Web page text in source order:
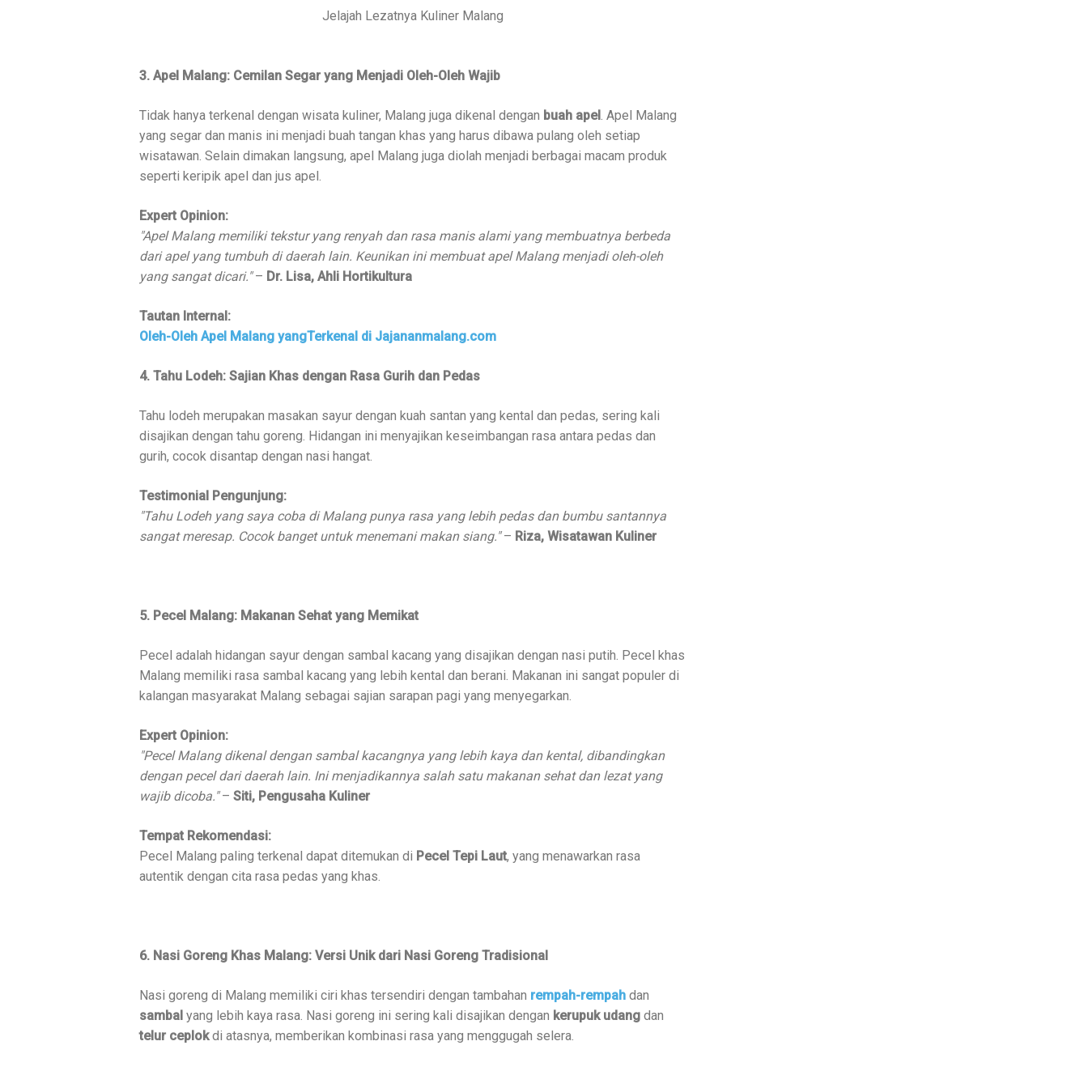
Jelajah Lezatnya Kuliner Malang
3. Apel Malang: Cemilan Segar yang Menjadi Oleh-Oleh Wajib
Tidak hanya terkenal dengan wisata kuliner, Malang juga dikenal dengan buah apel . Apel Malang
yang segar dan manis ini menjadi buah tangan khas yang harus dibawa pulang oleh setiap
wisatawan. Selain dimakan langsung, apel Malang juga diolah menjadi berbagai macam produk
seperti keripik apel dan jus apel.
Expert Opinion:
"Apel Malang memiliki tekstur yang renyah dan rasa manis alami yang membuatnya berbeda
dari apel yang tumbuh di daerah lain. Keunikan ini membuat apel Malang menjadi oleh-oleh
yang sangat dicari."– Dr. Lisa, Ahli Hortikultura
Tautan Internal:
Oleh-Oleh Apel Malang yangTerkenal di Jajananmalang.com
4. Tahu Lodeh: Sajian Khas dengan Rasa Gurih dan Pedas
Tahu lodeh merupakan masakan sayur dengan kuah santan yang kental dan pedas, sering kali
disajikan dengan tahu goreng. Hidangan ini menyajikan keseimbangan rasa antara pedas dan
gurih, cocok disantap dengan nasi hangat.
Testimonial Pengunjung:
"Tahu Lodeh yang saya coba di Malang punya rasa yang lebih pedas dan bumbu santannya
sangat meresap. Cocok banget untuk menemani makan siang."– Riza, Wisatawan Kuliner
5. Pecel Malang: Makanan Sehat yang Memikat
Pecel adalah hidangan sayur dengan sambal kacang yang disajikan dengan nasi putih. Pecel khas
Malang memiliki rasa sambal kacang yang lebih kental dan berani. Makanan ini sangat populer di
kalangan masyarakat Malang sebagai sajian sarapan pagi yang menyegarkan.
Expert Opinion:
"Pecel Malang dikenal dengan sambal kacangnya yang lebih kaya dan kental, dibandingkan
dengan pecel dari daerah lain. Ini menjadikannya salah satu makanan sehat dan lezat yang
wajib dicoba."– Siti, Pengusaha Kuliner
Tempat Rekomendasi:
Pecel Malang paling terkenal dapat ditemukan di Pecel Tepi Laut, yang menawarkan rasa
autentik dengan cita rasa pedas yang khas.
6. Nasi Goreng Khas Malang: Versi Unik dari Nasi Goreng Tradisional
Nasi goreng di Malang memiliki ciri khas tersendiri dengan tambahan rempah-rempah dan
sambal yang lebih kaya rasa. Nasi goreng ini sering kali disajikan dengan kerupuk udang dan
telur ceplokdi atasnya, memberikan kombinasi rasa yang menggugah selera.